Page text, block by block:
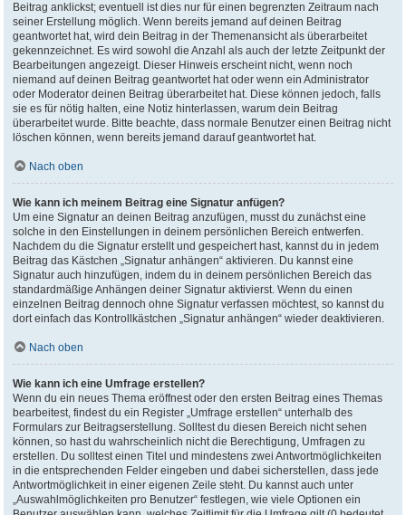
Beitrag anklickst; eventuell ist dies nur für einen begrenzten Zeitraum nach
seiner Erstellung möglich. Wenn bereits jemand auf deinen Beitrag
geantwortet hat, wird dein Beitrag in der Themenansicht als überarbeitet
gekennzeichnet. Es wird sowohl die Anzahl als auch der letzte Zeitpunkt der
Bearbeitungen angezeigt. Dieser Hinweis erscheint nicht, wenn noch
niemand auf deinen Beitrag geantwortet hat oder wenn ein Administrator
oder Moderator deinen Beitrag überarbeitet hat. Diese können jedoch, falls
sie es für nötig halten, eine Notiz hinterlassen, warum dein Beitrag
überarbeitet wurde. Bitte beachte, dass normale Benutzer einen Beitrag nicht
löschen können, wenn bereits jemand darauf geantwortet hat.
Nach oben
Wie kann ich meinem Beitrag eine Signatur anfügen?
Um eine Signatur an deinen Beitrag anzufügen, musst du zunächst eine
solche in den Einstellungen in deinem persönlichen Bereich entwerfen.
Nachdem du die Signatur erstellt und gespeichert hast, kannst du in jedem
Beitrag das Kästchen „Signatur anhängen“ aktivieren. Du kannst eine
Signatur auch hinzufügen, indem du in deinem persönlichen Bereich das
standardmäßige Anhängen deiner Signatur aktivierst. Wenn du einen
einzelnen Beitrag dennoch ohne Signatur verfassen möchtest, so kannst du
dort einfach das Kontrollkästchen „Signatur anhängen“ wieder deaktivieren.
Nach oben
Wie kann ich eine Umfrage erstellen?
Wenn du ein neues Thema eröffnest oder den ersten Beitrag eines Themas
bearbeitest, findest du ein Register „Umfrage erstellen“ unterhalb des
Formulars zur Beitragserstellung. Solltest du diesen Bereich nicht sehen
können, so hast du wahrscheinlich nicht die Berechtigung, Umfragen zu
erstellen. Du solltest einen Titel und mindestens zwei Antwortmöglichkeiten
in die entsprechenden Felder eingeben und dabei sicherstellen, dass jede
Antwortmöglichkeit in einer eigenen Zeile steht. Du kannst auch unter
„Auswahlmöglichkeiten pro Benutzer“ festlegen, wie viele Optionen ein